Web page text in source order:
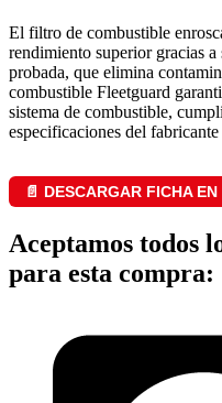
El filtro de combustible
rendimiento superior gracias
probada, que elimina
combustible Fleetguard
sistema de combustible,
especificaciones del
📄 DESCARGAR FICHA EN
Aceptamos todos
para esta compra: